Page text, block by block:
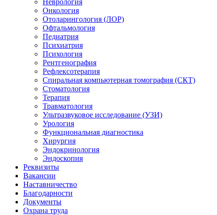
Неврология
Онкология
Отоларингология (ЛОР)
Офтальмология
Педиатрия
Психиатрия
Психология
Рентгенография
Рефлексотерапия
Спиральная компьютерная томография (СКТ)
Стоматология
Терапия
Травматология
Ультразвуковое исследование (УЗИ)
Урология
Функциональная диагностика
Хирургия
Эндокринология
Эндоскопия
Реквизиты
Вакансии
Наставничество
Благодарности
Документы
Охрана труда